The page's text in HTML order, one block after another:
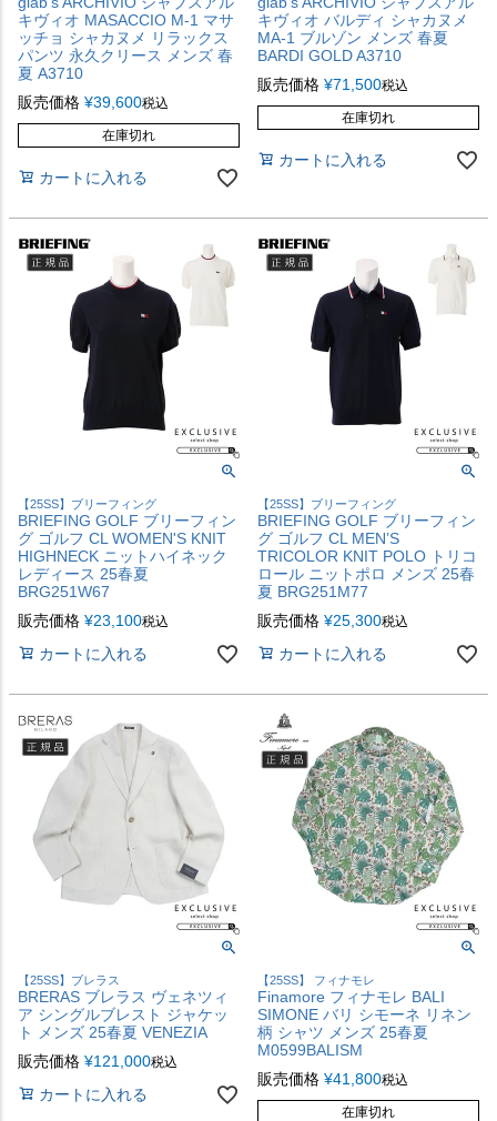
キヴィオ MASACCIO M-1 マサ
ッチョ シャカヌメ リラックス
パンツ 永久クリース メンズ 春
夏 A3710
販売価格 ¥39,600税込
在庫切れ
カートに入れる
キヴィオ バルディ シャカヌメ
MA-1 ブルゾン メンズ 春夏
BARDI GOLD A3710
販売価格 ¥71,500税込
在庫切れ
カートに入れる
【25SS】ブリーフィング
BRIEFING GOLF ブリーフィン
グ ゴルフ CL WOMEN'S KNIT
HIGHNECK ニットハイネック
レディース 25春夏
BRG251W67
販売価格 ¥23,100税込
カートに入れる
【25SS】ブリーフィング
BRIEFING GOLF ブリーフィン
グ ゴルフ CL MEN’S
TRICOLOR KNIT POLO トリコ
ロール ニットポロ メンズ 25春
夏 BRG251M77
販売価格 ¥25,300税込
カートに入れる
【25SS】ブレラス
BRERAS ブレラス ヴェネツィ
ア シングルブレスト ジャケッ
ト メンズ 25春夏 VENEZIA
販売価格 ¥121,000税込
カートに入れる
【25SS】 フィナモレ
Finamore フィナモレ BALI
SIMONE バリ シモーネ リネン
柄 シャツ メンズ 25春夏
M0599BALISM
販売価格 ¥41,800税込
在庫切れ